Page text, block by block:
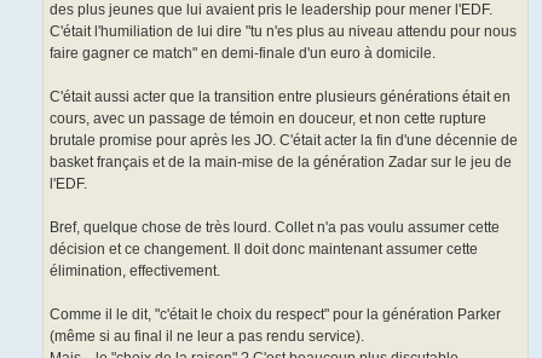
des plus jeunes que lui avaient pris le leadership pour mener l'EDF.
C'était l'humiliation de lui dire "tu n'es plus au niveau attendu pour nous
faire gagner ce match" en demi-finale d'un euro à domicile.
C'était aussi acter que la transition entre plusieurs générations était en
cours, avec un passage de témoin en douceur, et non cette rupture
brutale promise pour après les JO. C'était acter la fin d'une décennie de
basket français et de la main-mise de la génération Zadar sur le jeu de
l'EDF.
Bref, quelque chose de très lourd. Collet n'a pas voulu assumer cette
décision et ce changement. Il doit donc maintenant assumer cette
élimination, effectivement.
Comme il le dit, "c'était le choix du respect" pour la génération Parker
(même si au final il ne leur a pas rendu service).